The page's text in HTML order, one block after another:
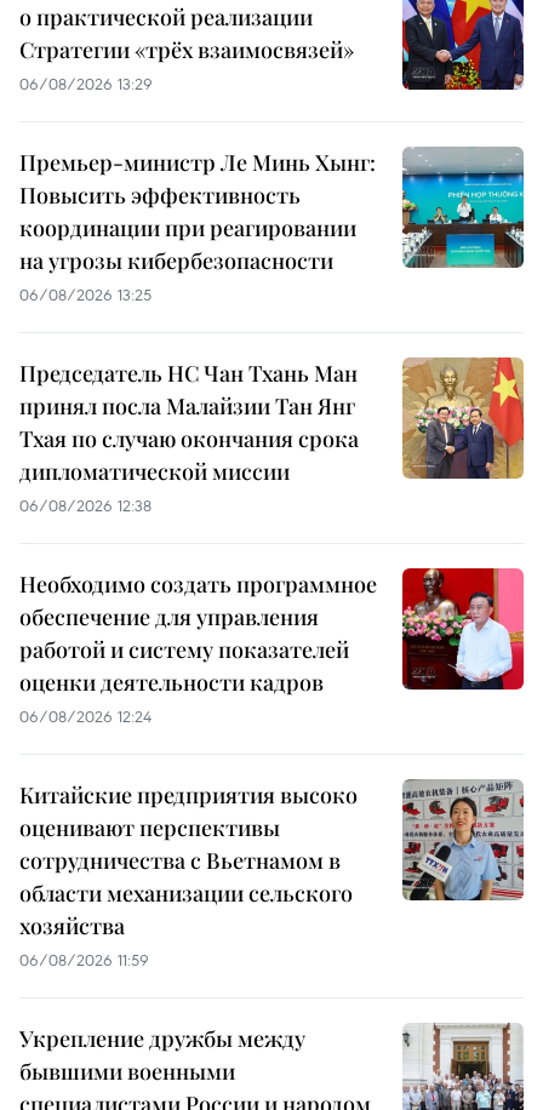
о практической реализации
Стратегии «трёх взаимосвязей»
06/08/2026 13:29
Премьер-министр Ле Минь Хынг:
Повысить эффективность
координации при реагировании
на угрозы кибербезопасности
06/08/2026 13:25
Председатель НС Чан Тхань Ман
принял посла Малайзии Тан Янг
Тхая по случаю окончания срока
дипломатической миссии
06/08/2026 12:38
Необходимо создать программное
обеспечение для управления
работой и систему показателей
оценки деятельности кадров
06/08/2026 12:24
Китайские предприятия высоко
оценивают перспективы
сотрудничества с Вьетнамом в
области механизации сельского
хозяйства
06/08/2026 11:59
Укрепление дружбы между
бывшими военными
специалистами России и народом